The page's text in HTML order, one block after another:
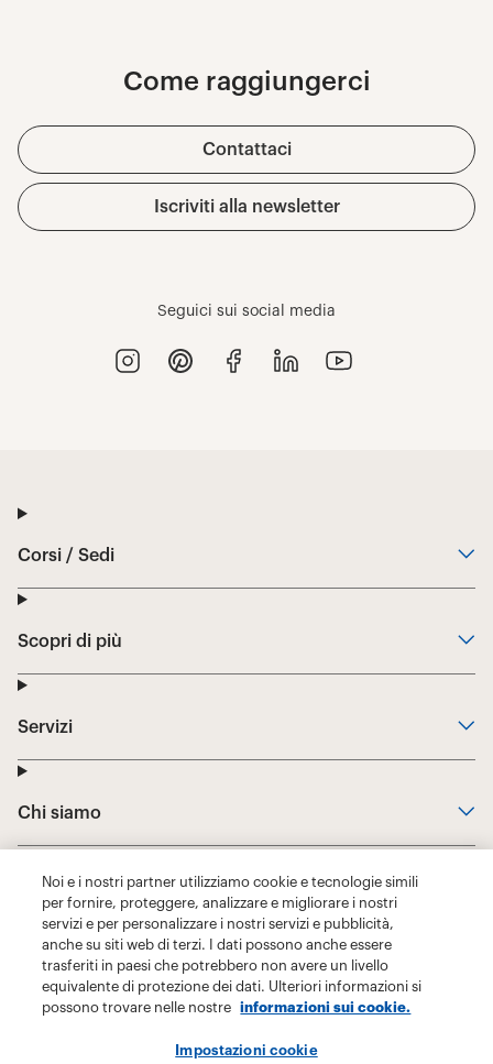
Noi e i nostri partner utilizziamo cookie e tecnologie simili
per fornire, proteggere, analizzare e migliorare i nostri
servizi e per personalizzare i nostri servizi e pubblicità,
anche su siti web di terzi. I dati possono anche essere
trasferiti in paesi che potrebbero non avere un livello
equivalente di protezione dei dati. Ulteriori informazioni si
possono trovare nelle nostre
informazioni sui cookie.
Impostazioni cookie